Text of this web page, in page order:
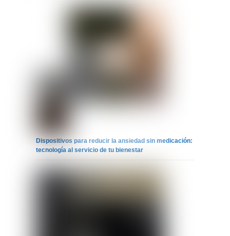
Dispositivos para reducir la ansiedad sin medicación:
tecnología al servicio de tu bienestar